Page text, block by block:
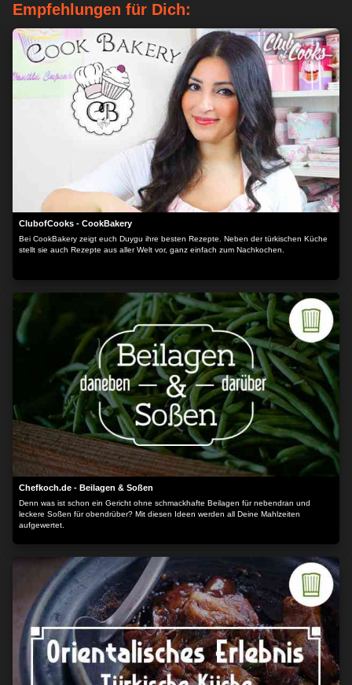
Empfehlungen für Dich:
ClubofCooks - CookBakery
Bei CookBakery zeigt euch Duygu ihre besten Rezepte. Neben der türkischen Küche
stellt sie auch Rezepte aus aller Welt vor, ganz einfach zum Nachkochen.
Chefkoch.de - Beilagen & Soßen
Denn was ist schon ein Gericht ohne schmackhafte Beilagen für nebendran und
leckere Soßen für obendrüber? Mit diesen Ideen werden all Deine Mahlzeiten
aufgewertet.